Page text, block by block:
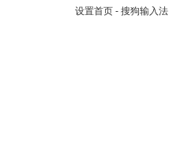
设置首页 - 搜狗输入法